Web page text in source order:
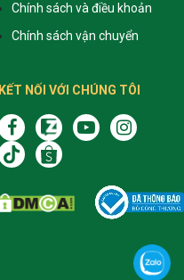
Chính sách và điều khoản
Chính sách vận chuyển
KẾT NỐI VỚI CHÚNG TÔI